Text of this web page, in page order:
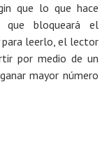
que lo que hace
que bloqueará el
leerlo, el lector
por medio de un
mayor número